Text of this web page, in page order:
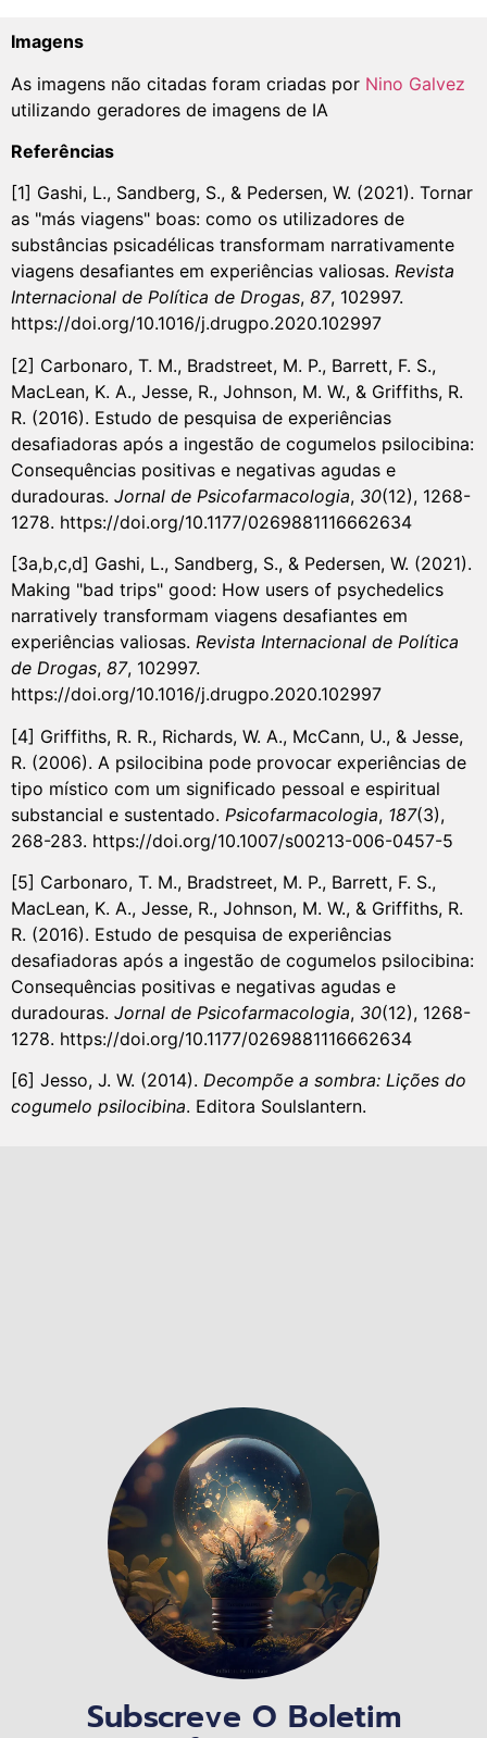
Imagens
As imagens não citadas foram criadas por Nino Galvez
utilizando geradores de imagens de IA
Referências
[1] Gashi, L., Sandberg, S., & Pedersen, W. (2021). Tornar
as "más viagens" boas: como os utilizadores de
substâncias psicadélicas transformam narrativamente
viagens desafiantes em experiências valiosas. Revista
Internacional de Política de Drogas, 87, 102997.
https://doi.org/10.1016/j.drugpo.2020.102997
[2] Carbonaro, T. M., Bradstreet, M. P., Barrett, F. S.,
MacLean, K. A., Jesse, R., Johnson, M. W., & Griffiths, R.
R. (2016). Estudo de pesquisa de experiências
desafiadoras após a ingestão de cogumelos psilocibina:
Consequências positivas e negativas agudas e
duradouras. Jornal de Psicofarmacologia, 30(12), 1268-
1278. https://doi.org/10.1177/0269881116662634
[3a,b,c,d] Gashi, L., Sandberg, S., & Pedersen, W. (2021).
Making "bad trips" good: How users of psychedelics
narratively transformam viagens desafiantes em
experiências valiosas. Revista Internacional de Política
de Drogas, 87, 102997.
https://doi.org/10.1016/j.drugpo.2020.102997
[4] Griffiths, R. R., Richards, W. A., McCann, U., & Jesse,
R. (2006). A psilocibina pode provocar experiências de
tipo místico com um significado pessoal e espiritual
substancial e sustentado. Psicofarmacologia, 187(3),
268-283. https://doi.org/10.1007/s00213-006-0457-5
[5] Carbonaro, T. M., Bradstreet, M. P., Barrett, F. S.,
MacLean, K. A., Jesse, R., Johnson, M. W., & Griffiths, R.
R. (2016). Estudo de pesquisa de experiências
desafiadoras após a ingestão de cogumelos psilocibina:
Consequências positivas e negativas agudas e
duradouras. Jornal de Psicofarmacologia, 30(12), 1268-
1278. https://doi.org/10.1177/0269881116662634
[6] Jesso, J. W. (2014). Decompõe a sombra: Lições do
cogumelo psilocibina. Editora Soulslantern.
Subscreve O Boletim